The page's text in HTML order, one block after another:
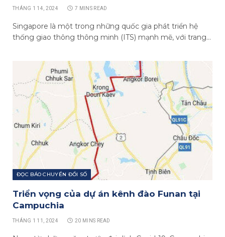
THÁNG 1 14, 2024 7 MINS READ
Singapore là một trong những quốc gia phát triển hệ
thống giao thông thông minh (ITS) mạnh mẽ, với trang…
ĐỌC BÁO CHUYỂN ĐỔI SỐ
Triển vọng của dự án kênh đào Funan tại
Campuchia
THÁNG 1 11, 2024 20 MINS READ